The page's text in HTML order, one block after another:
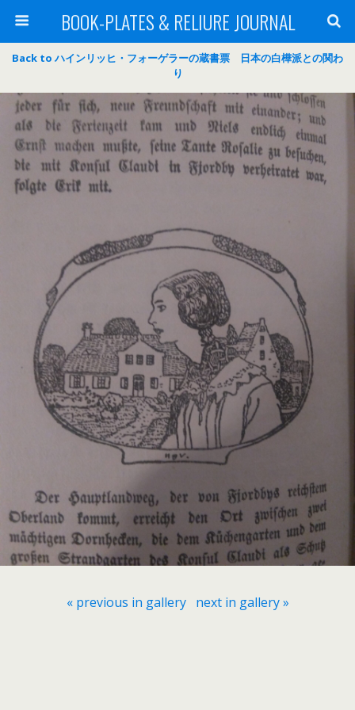
BOOK-PLATES & RELIURE JOURNAL
Back to ハインリッヒ・フォーゲラーの蔵書票 日本の白樺派との関わ
り
« previous in gallery next in gallery »